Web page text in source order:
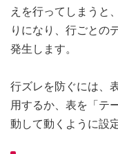
えを行ってしまうと
りになり、行ごとの
発生します。
行ズレを防ぐには、
用するか、表を「テ
動して動くように設